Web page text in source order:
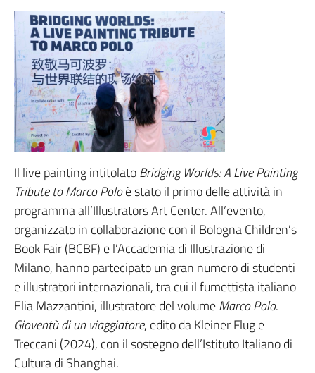
Il live painting intitolatoBridging Worlds: A Live Painting
Tribute to Marco Poloè stato il primo delle attività in
programma all’Illustrators Art Center. All’evento,
organizzato in collaborazione con il Bologna Children’s
Book Fair (BCBF) e l’Accademia di Illustrazione di
Milano, hanno partecipato un gran numero di studenti
e illustratori internazionali, tra cui il fumettista italiano
Elia Mazzantini, illustratore del volumeMarco Polo.
Gioventù di un viaggiatore, edito da Kleiner Flug e
Treccani (2024), con il sostegno dell’Istituto Italiano di
Cultura di Shanghai.